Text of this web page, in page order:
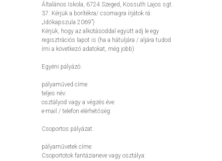
Általános Iskola, 6724 Szeged, Kossuth Lajos sgt.
37. Kérjük a borítékra/ csomagra írjátok rá:
„Időkapszula 2069”)
Kérjük, hogy az alkotásoddal együtt adj le egy
regisztrációs lapot is (ha a hátuljára / aljára tudod
írni a következő adatokat, még jobb)
Egyéni pályázó:
pályaműved címe:
teljes név:
osztályod vagy a végzés éve:
e-mail / telefon elérhetőség:
Csoportos pályázat:
pályaművetek címe:
Csoportotok fantázianeve vagy osztálya: